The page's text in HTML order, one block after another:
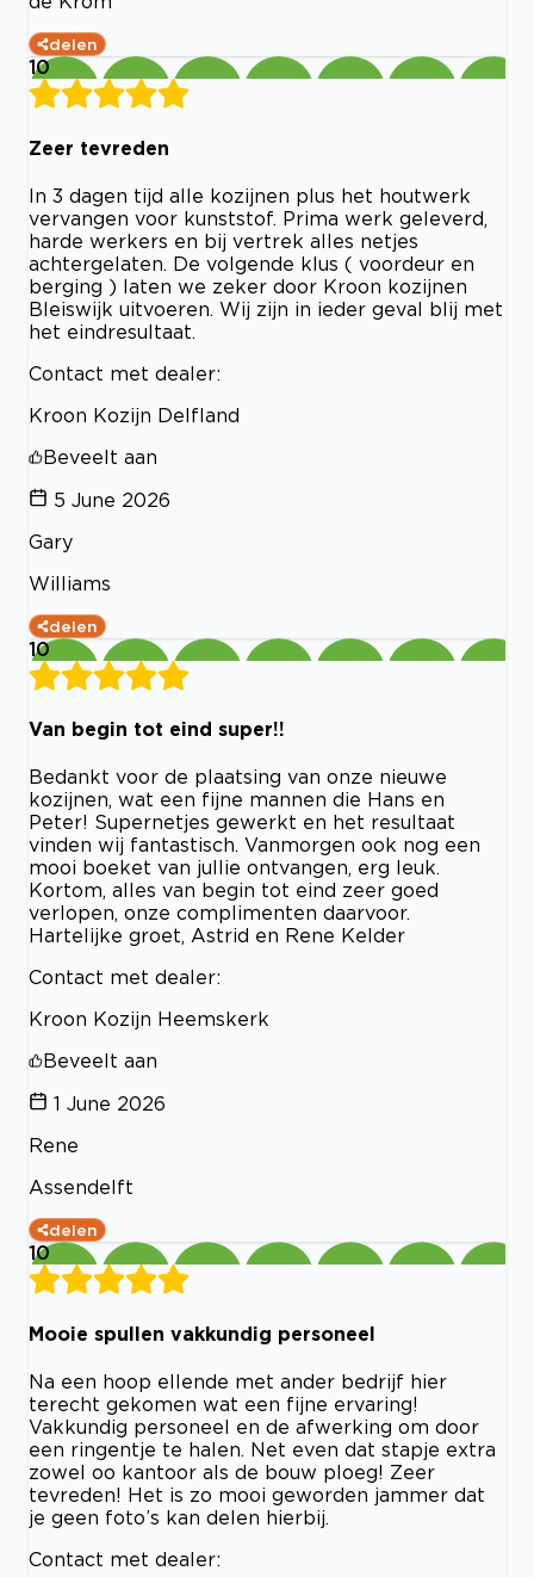
delen
10
Zeer tevreden
In 3 dagen tijd alle kozijnen plus het houtwerk
vervangen voor kunststof. Prima werk geleverd,
harde werkers en bij vertrek alles netjes
achtergelaten. De volgende klus ( voordeur en
berging ) laten we zeker door Kroon kozijnen
Bleiswijk uitvoeren. Wij zijn in ieder geval blij met
het eindresultaat.
Contact met dealer:
Kroon Kozijn Delfland
Beveelt aan
5 June 2026
Gary
Williams
delen
10
Van begin tot eind super!!
Bedankt voor de plaatsing van onze nieuwe
kozijnen, wat een fijne mannen die Hans en
Peter! Supernetjes gewerkt en het resultaat
vinden wij fantastisch. Vanmorgen ook nog een
mooi boeket van jullie ontvangen, erg leuk.
Kortom, alles van begin tot eind zeer goed
verlopen, onze complimenten daarvoor.
Hartelijke groet, Astrid en Rene Kelder
Contact met dealer:
Kroon Kozijn Heemskerk
Beveelt aan
1 June 2026
Rene
Assendelft
delen
10
Mooie spullen vakkundig personeel
Na een hoop ellende met ander bedrijf hier
terecht gekomen wat een fijne ervaring!
Vakkundig personeel en de afwerking om door
een ringentje te halen. Net even dat stapje extra
zowel oo kantoor als de bouw ploeg! Zeer
tevreden! Het is zo mooi geworden jammer dat
je geen foto’s kan delen hierbij.
Contact met dealer: